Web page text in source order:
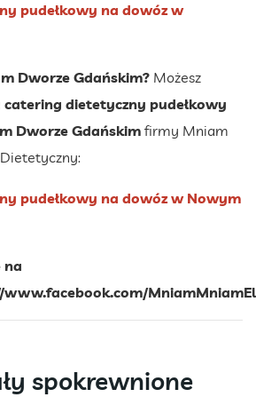
pudełkowy na dowóz w
Dworze Gdańskim? Możesz
catering dietetyczny pudełkowy
Dworze Gdańskimfirmy Mniam
pudełkowy na dowóz w Nowym
na
spokrewnione